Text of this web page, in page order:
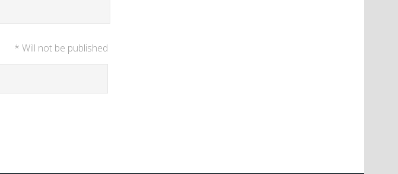
* Will not be published